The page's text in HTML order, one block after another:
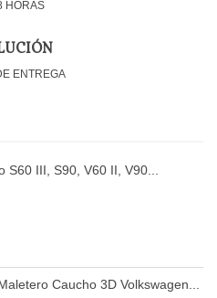
HORAS
ENTREGA
S60 III, S90, V60 II, V90...
Caucho 3D Volkswagen...